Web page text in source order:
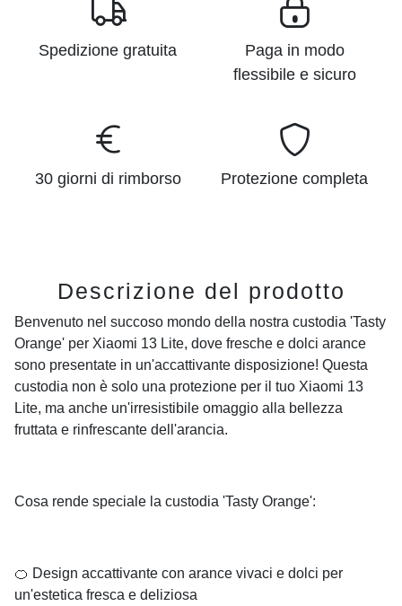
Spedizione gratuita
Paga in modo
flessibile e sicuro
30 giorni di rimborso Protezione completa
Descrizione del prodotto
Benvenuto nel succoso mondo della nostra custodia 'Tasty
Orange' per Xiaomi 13 Lite, dove fresche e dolci arance
sono presentate in un'accattivante disposizione! Questa
custodia non è solo una protezione per il tuo Xiaomi 13
Lite, ma anche un'irresistibile omaggio alla bellezza
fruttata e rinfrescante dell'arancia.
Cosa rende speciale la custodia 'Tasty Orange':
🍊 Design accattivante con arance vivaci e dolci per
un'estetica fresca e deliziosa